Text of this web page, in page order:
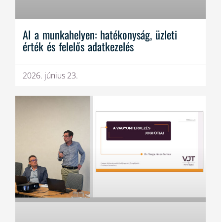
AI a munkahelyen: hatékonyság, üzleti
érték és felelős adatkezelés
2026. június 23.